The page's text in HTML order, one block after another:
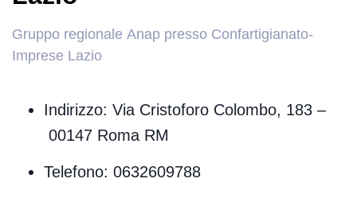
Gruppo regionale Anap presso Confartigianato-
Imprese Lazio
Indirizzo: Via Cristoforo Colombo, 183 –
00147 Roma RM
Telefono: 0632609788